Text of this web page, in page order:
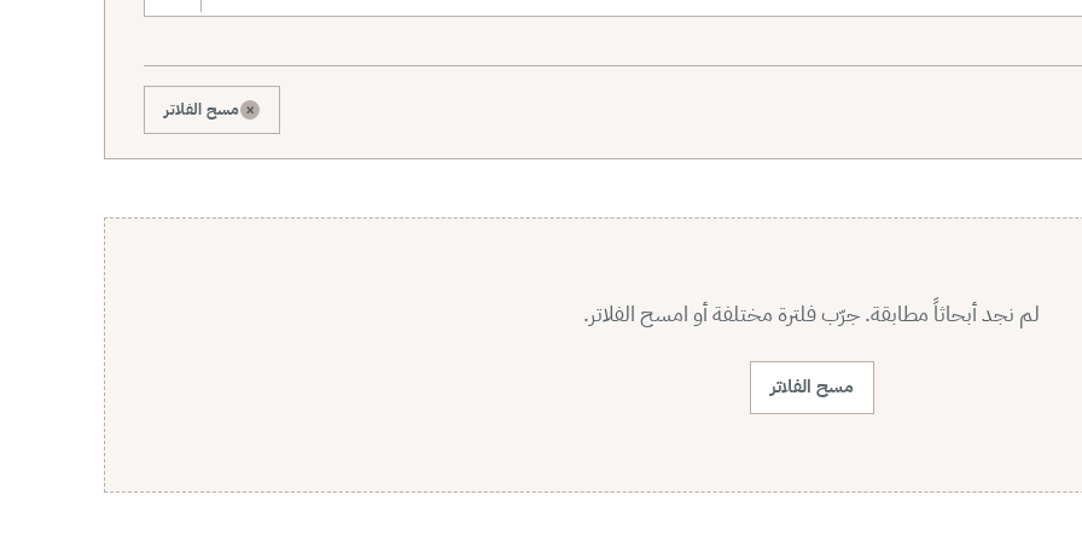
× مسح الفلاتر
لم نجد أبحاثاً مطابقة. جرّب فلترة مختلفة أو امسح الفلاتر.
مسح الفلاتر